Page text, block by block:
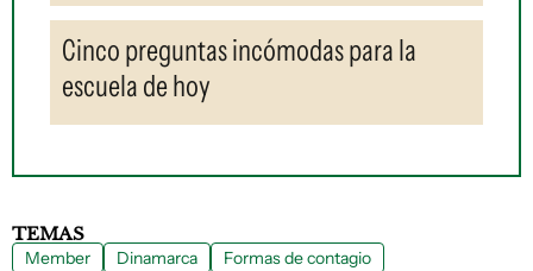
Cinco preguntas incómodas para la
escuela de hoy
TEMAS
Member Dinamarca Formas de contagio